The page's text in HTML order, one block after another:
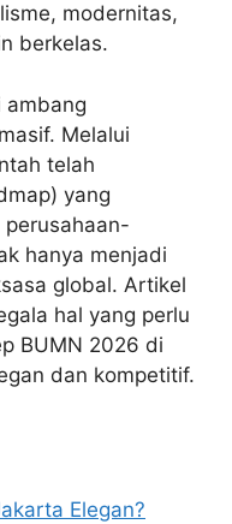
modernitas,
berkelas.
ambang
Melalui
telah
yang
hanya menjadi
global. Artikel
hal yang perlu
BUMN 2026 di
dan kompetitif.
Elegan?